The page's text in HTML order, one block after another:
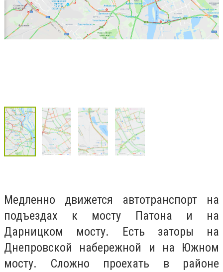
Медленно движется автотранспорт на
подъездах к мосту Патона и на
Дарницком мосту. Есть заторы на
Днепровской набережной и на Южном
мосту. Сложно проехать в районе